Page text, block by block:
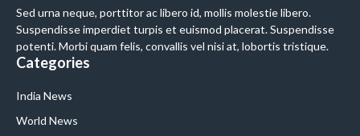
Sed urna neque, porttitor ac libero id, mollis molestie libero.
Suspendisse imperdiet turpis et euismod placerat. Suspendisse
potenti. Morbi quam felis, convallis vel nisi at, lobortis tristique.
Categories
India News
World News